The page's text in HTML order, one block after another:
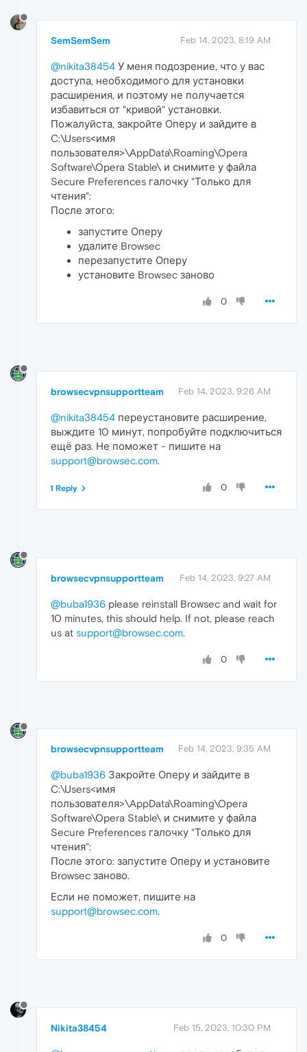
SemSemSem Feb 14, 2023, 8:19 AM
@nikita38454 У меня подозрение, что у вас
доступа, необходимого для установки
расширения, и поэтому не получается
избавиться от "кривой" установки.
Пожалуйста, закройте Оперу и зайдите в
C:\Users<имя
пользователя>\AppData\Roaming\Opera
Software\Opera Stable\ и снимите у файла
Secure Preferences галочку "Только для
чтения":
После этого:
запустите Оперу
удалите Browsec
перезапустите Оперу
установите Browsec заново
0
browsecvpnsupportteam Feb 14, 2023, 9:26 AM
@nikita38454 переустановите расширение,
выждите 10 минут, попробуйте подключиться
ещё раз. Не поможет - пишите на
support@browsec.com.
0
1 Reply
browsecvpnsupportteam Feb 14, 2023, 9:27 AM
@buba1936 please reinstall Browsec and wait for
10 minutes, this should help. If not, please reach
us at support@browsec.com.
0
browsecvpnsupportteam Feb 14, 2023, 9:35 AM
@buba1936 Закройте Оперу и зайдите в
C:\Users<имя
пользователя>\AppData\Roaming\Opera
Software\Opera Stable\ и снимите у файла
Secure Preferences галочку "Только для
чтения":
После этого: запустите Оперу и установите
Browsec заново.
Если не поможет, пишите на
support@browsec.com.
0
Nikita38454 Feb 15, 2023, 10:30 PM